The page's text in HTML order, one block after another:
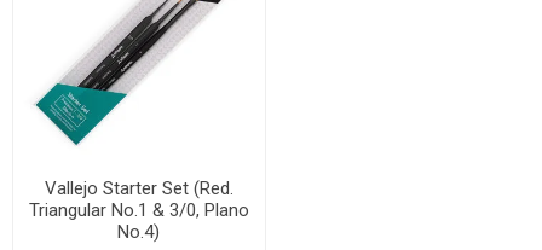
Vallejo Starter Set (Red.
Triangular No.1 & 3/0, Plano
No.4)